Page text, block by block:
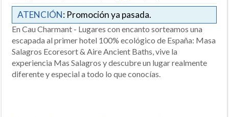
ATENCIÓN: Promoción ya pasada.
En Cau Charmant - Lugares con encanto sorteamos una
escapada al primer hotel 100% ecológico de España: Masa
Salagros Ecoresort & Aire Ancient Baths, vive la
experiencia Mas Salagros y descubre un lugar realmente
diferente y especial a todo lo que conocías.